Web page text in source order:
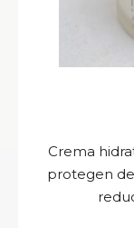
Crema
protegen